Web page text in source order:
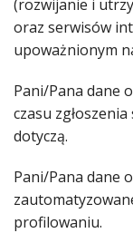
(rozwijanie i
oraz serwisów
upoważnionym
Pani/Pana dane
czasu
dotyczą.
Pani/Pana dane
profilowaniu.